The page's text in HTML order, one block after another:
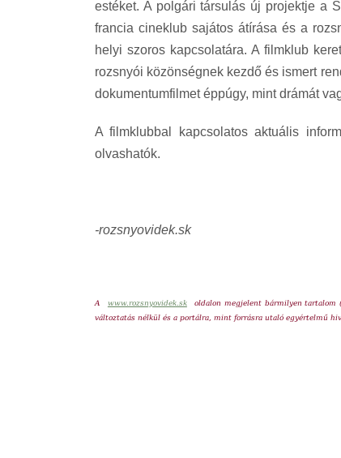
estéket. A polgári társulás új projektje a
francia cineklub sajátos átírása és a
helyi szoros kapcsolatára. A filmklub
rozsnyói közönségnek kezdő és ismert
dokumentumfilmet éppúgy, mint drámát
A filmklubbal kapcsolatos aktuális
olvashatók.
-rozsnyovidek.sk
A www.rozsnyovidek.sk
oldalon megjelent bármilyen tartalom
változtatás nélkül és a portálra, mint forrásra utaló egyértelmű